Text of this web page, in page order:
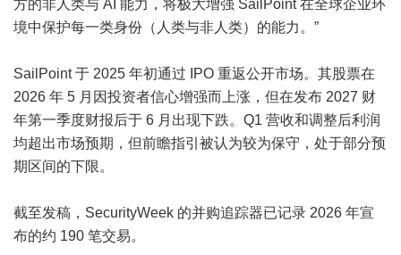
方的非人类与 AI 能力，将极大增强 SailPoint 在全球企业环
境中保护每一类身份（人类与非人类）的能力。”
SailPoint 于 2025 年初通过 IPO 重返公开市场。其股票在
2026 年 5 月因投资者信心增强而上涨，但在发布 2027 财
年第一季度财报后于 6 月出现下跌。Q1 营收和调整后利润
均超出市场预期，但前瞻指引被认为较为保守，处于部分预
期区间的下限。
截至发稿，SecurityWeek 的并购追踪器已记录 2026 年宣
布的约 190 笔交易。